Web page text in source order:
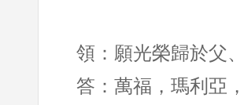
領：願光榮歸於父
答：萬福，瑪利亞